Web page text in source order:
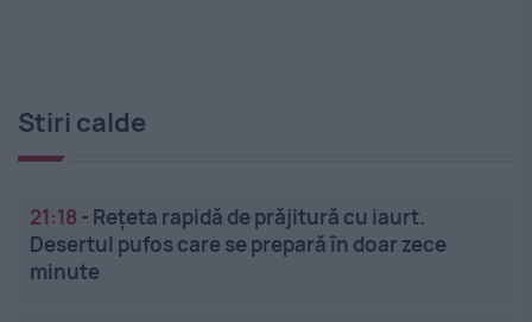
Stiri calde
21:18 - Rețeta rapidă de prăjitură cu iaurt.
Desertul pufos care se prepară în doar zece
minute